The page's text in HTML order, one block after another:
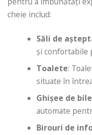
cheie includ:
Săli de
și confortabile
Toalete:
situate în
Ghișee de
automate
Birouri de